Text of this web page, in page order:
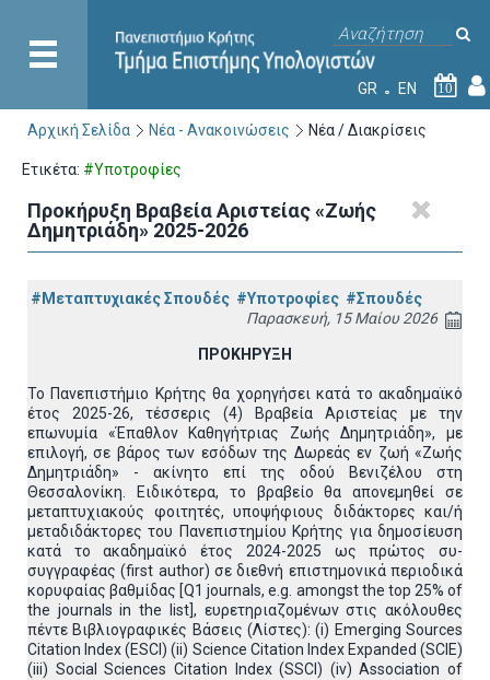
GR EN 10
Αρχική Σελίδα Νέα - Ανακοινώσεις Νέα / Διακρίσεις
Ετικέτα: #Υποτροφίες
Προκήρυξη Βραβεία Αριστείας «Ζωής
Δημητριάδη» 2025-2026
#Μεταπτυχιακές Σπουδές #Υποτροφίες #Σπουδές
Παρασκευή, 15 Μαίου 2026
ΠΡΟΚΗΡΥΞΗ
Το Πανεπιστήμιο Κρήτης θα χορηγήσει κατά το ακαδημαϊκό
έτος 2025-26, τέσσερις (4) Βραβεία Αριστείας με την
επωνυμία «Έπαθλον Καθηγήτριας Ζωής Δημητριάδη», με
επιλογή, σε βάρος των εσόδων της Δωρεάς εν ζωή «Ζωής
Δημητριάδη» - ακίνητο επί της οδού Βενιζέλου στη
Θεσσαλονίκη. Ειδικότερα, το βραβείο θα απονεμηθεί σε
μεταπτυχιακούς φοιτητές, υποψήφιους διδάκτορες και/ή
μεταδιδάκτορες του Πανεπιστημίου Κρήτης για δημοσίευση
κατά το ακαδημαϊκό έτος 2024-2025 ως πρώτος συ-
συγγραφέας (first author) σε διεθνή επιστημονικά περιοδικά
κορυφαίας βαθμίδας [Q1 journals, e.g. amongst the top 25% of
the journals in the list], ευρετηριαζομένων στις ακόλουθες
πέντε Βιβλιογραφικές Βάσεις (Λίστες): (i) Emerging Sources
Citation Index (ESCI) (ii) Science Citation Index Expanded (SCIE)
(iii) Social Sciences Citation Index (SSCI) (iv) Association of